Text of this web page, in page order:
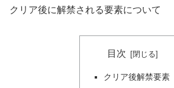
クリア後に解禁される要素について
目次
クリア後解禁要素